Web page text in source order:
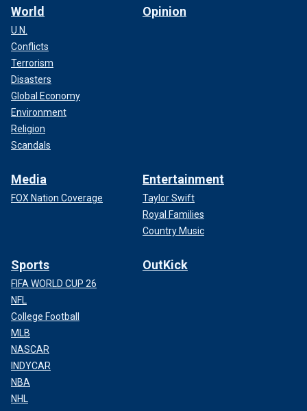
World
U.N.
Conflicts
Terrorism
Disasters
Global Economy
Environment
Religion
Scandals
Opinion
Media
FOX Nation Coverage
Entertainment
Taylor Swift
Royal Families
Country Music
Sports
FIFA WORLD CUP 26
NFL
College Football
MLB
NASCAR
INDYCAR
NBA
NHL
OutKick